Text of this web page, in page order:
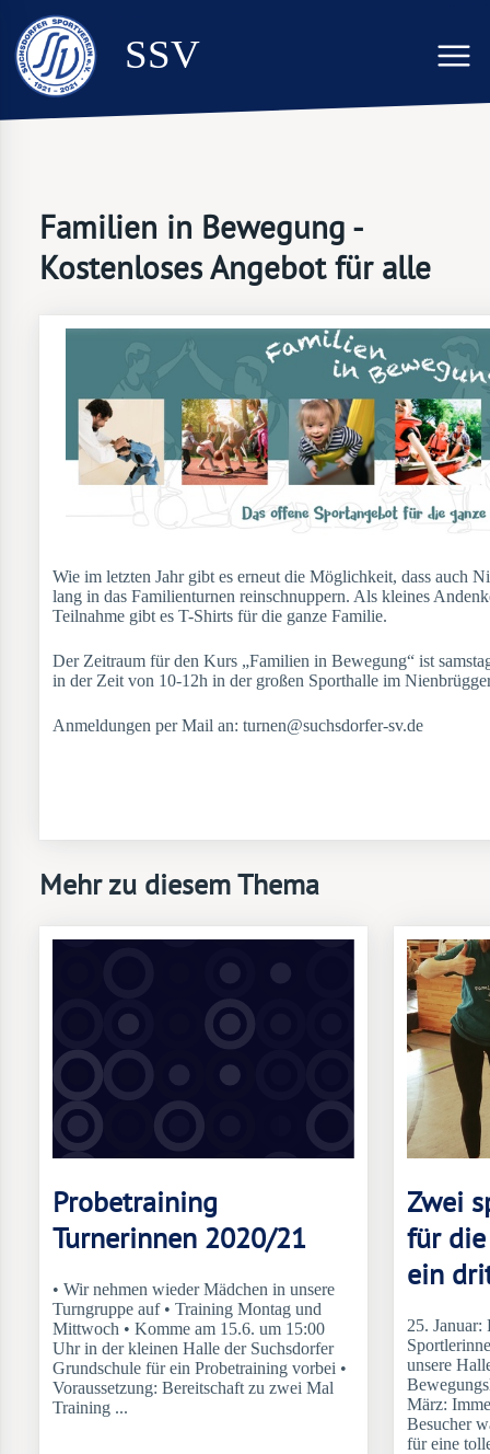
SSV
Familien in Bewegung -
Kostenloses Angebot für alle
Wie im letzten Jahr gibt es erneut die Möglichkeit, dass auch
lang in das Familienturnen reinschnuppern. Als kleines
Teilnahme gibt es T-Shirts für die ganze Familie.
Der Zeitraum für den Kurs „Familien in Bewegung“ ist
in der Zeit von 10-12h in der großen Sporthalle im
Anmeldungen per Mail an: turnen@suchsdorfer-sv.de
Mehr zu diesem Thema
Probetraining
Turnerinnen 2020/21
• Wir nehmen wieder Mädchen in unsere
Turngruppe auf • Training Montag und
Mittwoch • Komme am 15.6. um 15:00
Uhr in der kleinen Halle der Suchsdorfer
Grundschule für ein Probetraining vorbei •
Voraussetzung: Bereitschaft zu zwei Mal
Training ...
Zwei
für
ein
25. Januar:
unsere
März:
Besucher
für eine